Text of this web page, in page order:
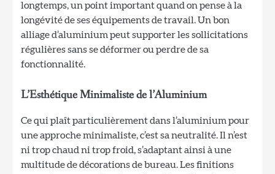
longtemps, un point important quand on pense à la
longévité de ses équipements de travail. Un bon
alliage d’aluminium peut supporter les sollicitations
régulières sans se déformer ou perdre de sa
fonctionnalité.
L’Esthétique Minimaliste de l’Aluminium
Ce qui plaît particulièrement dans l’aluminium pour
une approche minimaliste, c’est sa neutralité. Il n’est
ni trop chaud ni trop froid, s’adaptant ainsi à une
multitude de décorations de bureau. Les finitions